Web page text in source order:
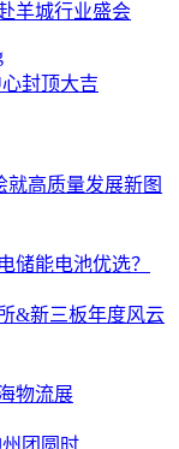
羊城行业盛会
封顶大吉
就高质量发展新图
储能电池优选？
&新三板年度风云
物流展